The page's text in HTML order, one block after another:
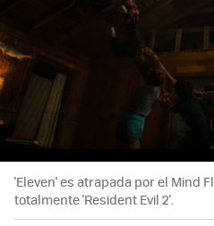
'Eleven' es atrapada por el Mind
totalmente 'Resident Evil 2'.